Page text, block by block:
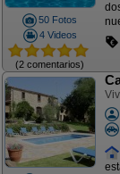
50 Fotos
4 Videos
(2 comentarios)